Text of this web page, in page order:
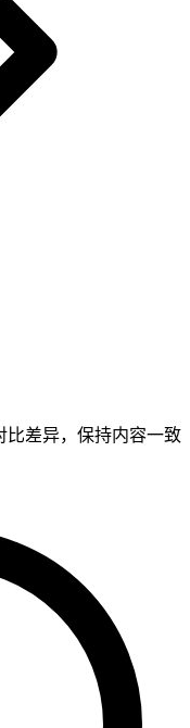
比差异，保持内容一致